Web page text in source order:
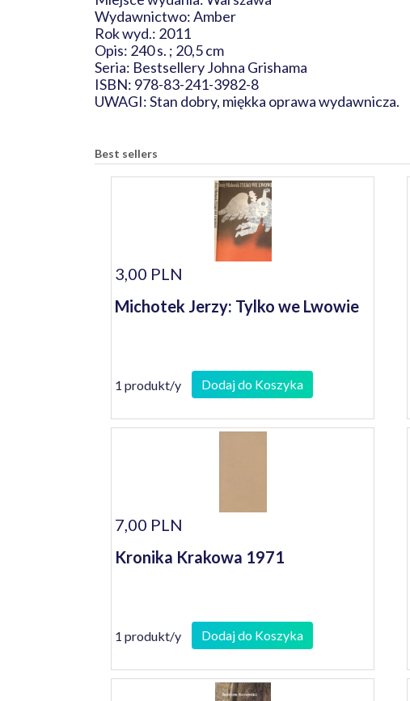
Wydawnictwo: Amber
Rok wyd.: 2011
Opis: 240 s. ; 20,5 cm
Seria: Bestsellery Johna Grishama
ISBN: 978-83-241-3982-8
UWAGI: Stan dobry, miękka oprawa wydawnicza.
Best sellers
3,00 PLN
Michotek Jerzy: Tylko we Lwowie
1 produkt/y Dodaj do Koszyka
7,00 PLN
Kronika Krakowa 1971
1 produkt/y Dodaj do Koszyka